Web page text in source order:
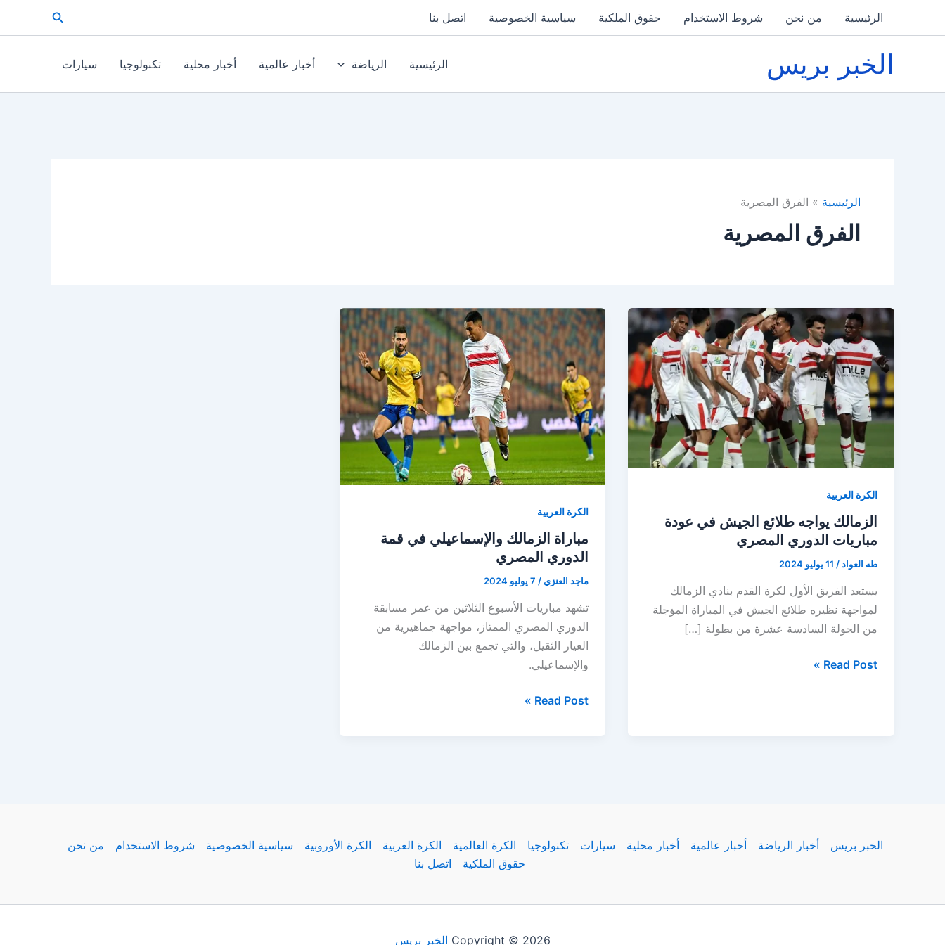
الرئيسية من نحن شروط الاستخدام حقوق الملكية سياسية الخصوصية اتصل بنا البحث
الخبر بريس الرئيسية الرياضة أخبار عالمية أخبار محلية تكنولوجيا سيارات
الرئيسية الفرق المصرية
الفرق المصرية
الكرة العربية
الزمالك يواجه طلائع الجيش في عودة
مباريات الدوري المصري
طه العواد/ 11 يوليو 2024
يستعد الفريق الأول لكرة القدم بنادي الزمالك
لمواجهة نظيره طلائع الجيش في المباراة المؤجلة
من الجولة السادسة عشرة من بطولة […]
الزمالك
Read Post »
الكرة العربية
مباراة الزمالك والإسماعيلي في قمة
الدوري المصري
ماجد العنزي/ 7 يوليو 2024
تشهد مباريات الأسبوع الثلاثين من عمر مسابقة
الدوري المصري الممتاز، مواجهة جماهيرية من
العيار الثقيل، والتي تجمع بين الزمالك
والإسماعيلي.
مباراة
Read Post »
الخبر بريس أخبار الرياضة أخبار عالمية أخبار محلية سيارات تكنولوجيا الكرة العالمية الكرة العربية الكرة الأوروبية سياسية الخصوصية شروط الاستخدام
من نحن
حقوق الملكية
اتصل بنا
Copyright © 2026 الخبر بريس